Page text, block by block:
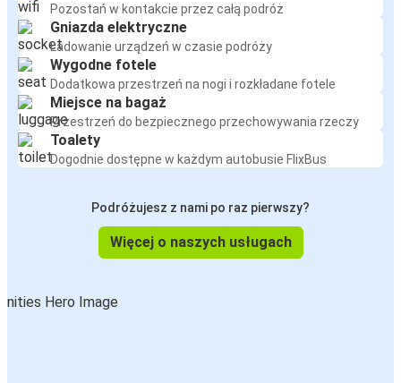
Pozostań w kontakcie przez całą podróż
Gniazda elektryczne
Ładowanie urządzeń w czasie podróży
Wygodne fotele
Dodatkowa przestrzeń na nogi i rozkładane fotele
Miejsce na bagaż
Przestrzeń do bezpiecznego przechowywania rzeczy
Toalety
Dogodnie dostępne w każdym autobusie FlixBus
Podróżujesz z nami po raz pierwszy?
Więcej o naszych usługach